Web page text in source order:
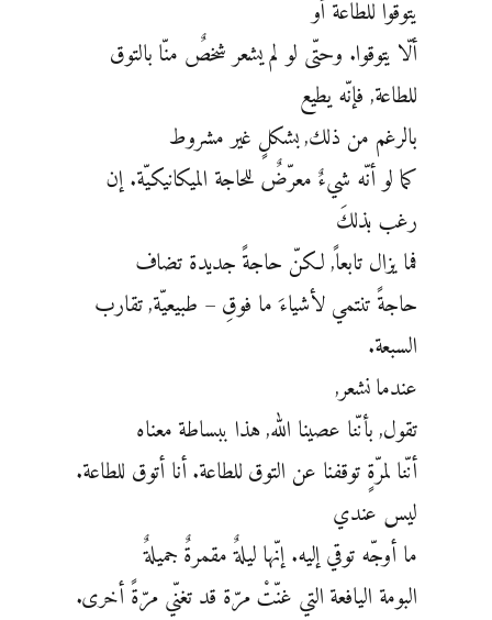
يتوقوا للطاعة أو
ألّا يتوقوا. وحتّى لو لم يشعر شخصٌ منّا بالتوق
للطاعة, فإنّه يطيع
بالرغم من ذلك, بشكلٍ غير مشروط
كما لو أنّه شيءٌ معرّضٌ للحاجة الميكانيكيّة. إن
رغب بذلكَ
فما يزال تابعاً, لكنّ حاجةً جديدة تضاف
حاجةً تنتمي لأشياءَ ما فوقِ – طبيعيّة, تقارب
السبعة.
عندما نشعر,
تقول, بأنّنا عصينا الله, هذا ببساطة معناه
أنّنا لمرّةٍ توقفنا عن التوق للطاعة. أنا أتوق للطاعة.
ليس عندي
ما أوجّه توقي إليه. إنّها ليلةٌ مقمرةٌ جميلةٌ
البومة اليافعة التي غنّتْ مرّة قد تغنّي مرّةً أخرى.